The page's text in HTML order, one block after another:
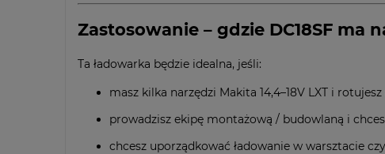
Zastosowanie – gdzie DC18SF ma
Ta ładowarka będzie idealna, jeśli:
masz kilka narzędzi Makita 14,4–18V LXT i
prowadzisz ekipę montażową / budowlaną i
chcesz uporządkować ładowanie w warsztacie